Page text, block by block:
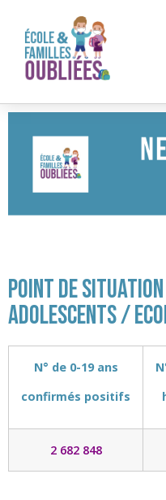
Point de
Adolescents /
N° de 0-19 ans
confirmés positifs
2 682 848